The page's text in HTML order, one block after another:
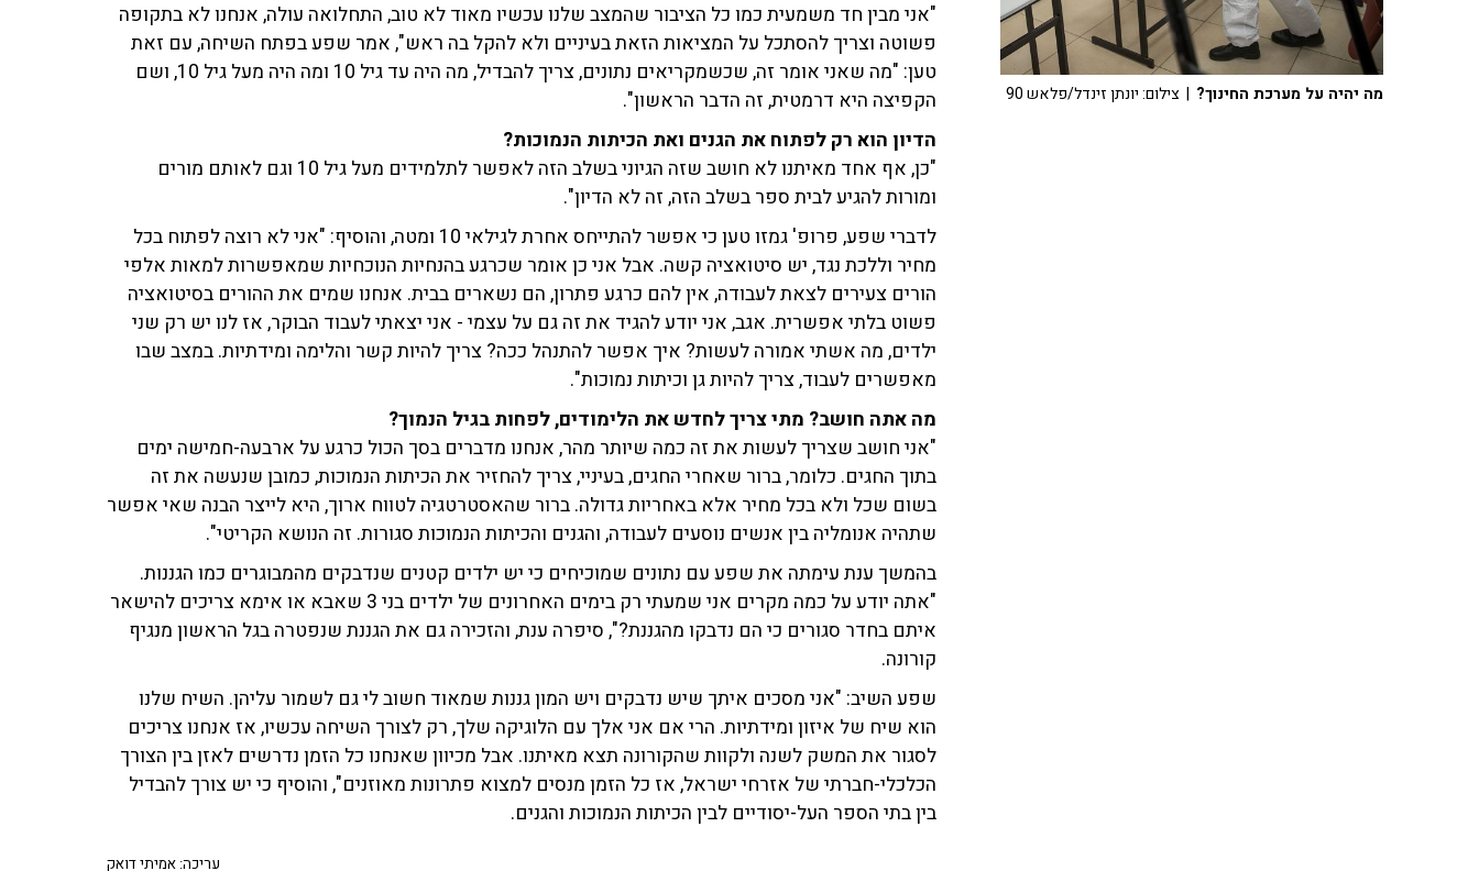
"אני מבין חד משמעית כמו כל הציבור שהמצב שלנו עכשיו מאוד לא טוב, התחלואה עולה, אנחנו לא בתקופה
פשוטה וצריך להסתכל על המציאות הזאת בעיניים ולא להקל בה ראש", אמר שפע בפתח השיחה, עם זאת
טען: "מה שאני אומר זה, שכשמקריאים נתונים, צריך להבדיל, מה היה עד גיל 10 ומה היה מעל גיל 10, ושם
הקפיצה היא דרמטית, זה הדבר הראשון".
הדיון הוא רק לפתוח את הגנים ואת הכיתות הנמוכות?
"כן, אף אחד מאיתנו לא חושב שזה הגיוני בשלב הזה לאפשר לתלמידים מעל גיל 10 וגם לאותם מורים
ומורות להגיע לבית ספר בשלב הזה, זה לא הדיון".
לדברי שפע, פרופ' גמזו טען כי אפשר להתייחס אחרת לגילאי 10 ומטה, והוסיף: "אני לא רוצה לפתוח בכל
מחיר וללכת נגד, יש סיטואציה קשה. אבל אני כן אומר שכרגע בהנחיות הנוכחיות שמאפשרות למאות אלפי
הורים צעירים לצאת לעבודה, אין להם כרגע פתרון, הם נשארים בבית. אנחנו שמים את ההורים בסיטואציה
פשוט בלתי אפשרית. אגב, אני יודע להגיד את זה גם על עצמי - אני יצאתי לעבוד הבוקר, אז לנו יש רק שני
ילדים, מה אשתי אמורה לעשות? איך אפשר להתנהל ככה? צריך להיות קשר והלימה ומידתיות. במצב שבו
מאפשרים לעבוד, צריך להיות גן וכיתות נמוכות".
מה אתה חושב? מתי צריך לחדש את הלימודים, לפחות בגיל הנמוך?
"אני חושב שצריך לעשות את זה כמה שיותר מהר, אנחנו מדברים בסך הכול כרגע על ארבעה-חמישה ימים
בתוך החגים. כלומר, ברור שאחרי החגים, בעיניי, צריך להחזיר את הכיתות הנמוכות, כמובן שנעשה את זה
בשום שכל ולא בכל מחיר אלא באחריות גדולה. ברור שהאסטרטגיה לטווח ארוך, היא לייצר הבנה שאי אפשר
שתהיה אנומליה בין אנשים נוסעים לעבודה, והגנים והכיתות הנמוכות סגורות. זה הנושא הקריטי".
בהמשך ענת עימתה את שפע עם נתונים שמוכיחים כי יש ילדים קטנים שנדבקים מהמבוגרים כמו הגננות.
"אתה יודע על כמה מקרים אני שמעתי רק בימים האחרונים של ילדים בני 3 שאבא או אימא צריכים להישאר
איתם בחדר סגורים כי הם נדבקו מהגננת?", סיפרה ענת, והזכירה גם את הגננת שנפטרה בגל הראשון מנגיף
קורונה.
שפע השיב: "אני מסכים איתך שיש נדבקים ויש המון גננות שמאוד חשוב לי גם לשמור עליהן. השיח שלנו
הוא שיח של איזון ומידתיות. הרי אם אני אלך עם הלוגיקה שלך, רק לצורך השיחה עכשיו, אז אנחנו צריכים
לסגור את המשק לשנה ולקוות שהקורונה תצא מאיתנו. אבל מכיוון שאנחנו כל הזמן נדרשים לאזן בין הצורך
הכלכלי-חברתי של אזרחי ישראל, אז כל הזמן מנסים למצוא פתרונות מאוזנים", והוסיף כי יש צורך להבדיל
בין בתי הספר העל-יסודיים לבין הכיתות הנמוכות והגנים.
עריכה: אמיתי דואק
מה יהיה על מערכת החינוך? | צילום: יונתן זינדל/פלאש 90